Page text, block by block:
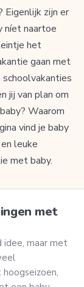
Eigenlijk zijn er
níet naartoe
het
gaan met
jij van plan om
Waarom
vind je baby
leuke
met baby.
met
idee, maar met